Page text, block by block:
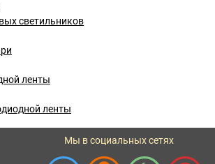
светильников
ленты
ленты
Мы в социальных сетях